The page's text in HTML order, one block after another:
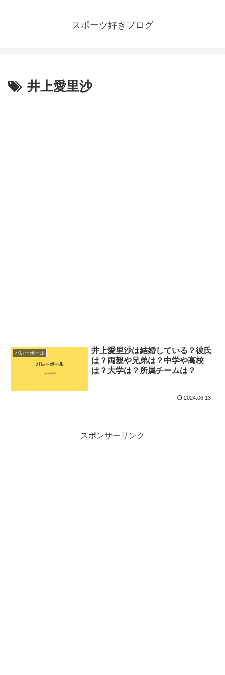
スポーツ好きブログ
井上愛里沙
バレーボール
井上愛里沙は結婚している？彼氏
は？両親や兄弟は？中学や高校
は？大学は？所属チームは？
2024.06.13
スポンサーリンク